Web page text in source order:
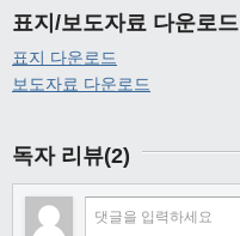
표지/보도자료 다운로드
표지 다운로드
보도자료 다운로드
독자 리뷰(2)